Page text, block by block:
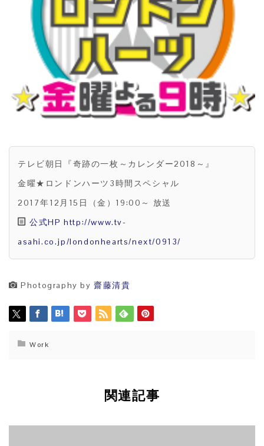
テレビ朝日『奇跡の一枚～カレンダー2018～』
金曜★ロンドンハーツ3時間スペシャル
2017年12月15日（金）19:00～ 放送
公式HP http://www.tv-
asahi.co.jp/londonhearts/next/0913/
Photography by齋藤清貴
Work
関連記事